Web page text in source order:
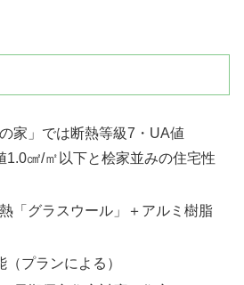
家」では断熱等級7・UA値
1.0㎠/㎡以下と桧家並みの住宅性
「グラスウール」＋アルミ樹脂
プランによる）